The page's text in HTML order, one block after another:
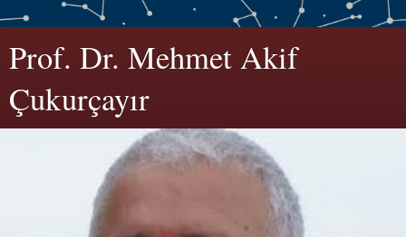
Prof. Dr. Mehmet Akif
Çukurçayır